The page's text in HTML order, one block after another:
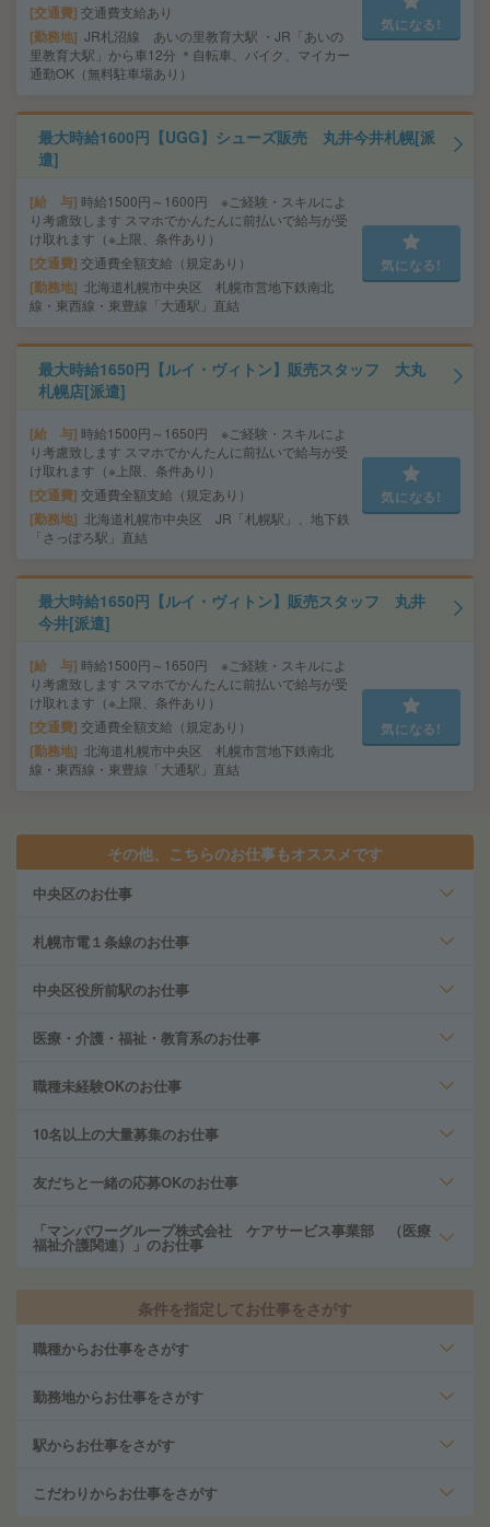
交通費 交通費支給あり
勤務地 JR札沼線 あいの里教育大駅 ・JR「あいの
里教育大駅」から車12分 ＊自転車、バイク、マイカー
通勤OK（無料駐車場あり）
気になる!
最大時給1600円【UGG】シューズ販売 丸井今井札幌[派
遣]
給 与 時給1500円～1600円 ※ご経験・スキルによ
り考慮致します スマホでかんたんに前払いで給与が受
け取れます（※上限、条件あり）
交通費 交通費全額支給（規定あり）
勤務地
北海道札幌市中央区 札幌市営地下鉄南北
線・東西線・東豊線「大通駅」直結
気になる!
最大時給1650円【ルイ・ヴィトン】販売スタッフ 大丸
札幌店[派遣]
給 与 時給1500円～1650円 ※ご経験・スキルによ
り考慮致します スマホでかんたんに前払いで給与が受
け取れます（※上限、条件あり）
交通費 交通費全額支給（規定あり）
勤務地
北海道札幌市中央区 JR「札幌駅」、地下鉄
「さっぽろ駅」直結
気になる!
最大時給1650円【ルイ・ヴィトン】販売スタッフ 丸井
今井[派遣]
給 与 時給1500円～1650円 ※ご経験・スキルによ
り考慮致します スマホでかんたんに前払いで給与が受
け取れます（※上限、条件あり）
交通費 交通費全額支給（規定あり）
勤務地
北海道札幌市中央区 札幌市営地下鉄南北
線・東西線・東豊線「大通駅」直結
気になる!
その他、こちらのお仕事もオススメです
中央区のお仕事
札幌市電１条線のお仕事
中央区役所前駅のお仕事
医療・介護・福祉・教育系のお仕事
職種未経験OKのお仕事
10名以上の大量募集のお仕事
友だちと一緒の応募OKのお仕事
「マンパワーグループ株式会社 ケアサービス事業部 （医療
福祉介護関連）」のお仕事
条件を指定してお仕事をさがす
職種からお仕事をさがす
勤務地からお仕事をさがす
駅からお仕事をさがす
こだわりからお仕事をさがす